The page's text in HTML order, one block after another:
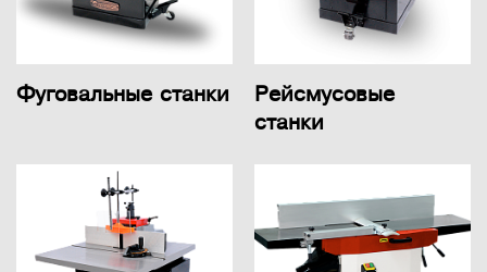
Фуговальные станки
Рейсмусовые
станки